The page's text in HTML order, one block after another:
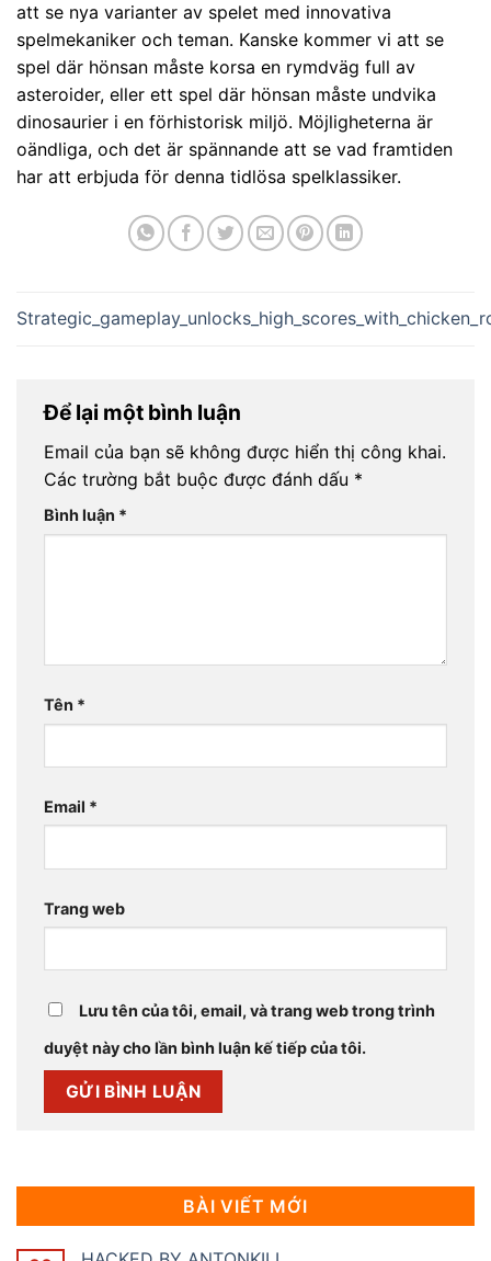
att se nya varianter av spelet med innovativa
spelmekaniker och teman. Kanske kommer vi att se
spel där hönsan måste korsa en rymdväg full av
asteroider, eller ett spel där hönsan måste undvika
dinosaurier i en förhistorisk miljö. Möjligheterna är
oändliga, och det är spännande att se vad framtiden
har att erbjuda för denna tidlösa spelklassiker.
Để lại một bình luận
Email của bạn sẽ không được hiển thị công khai.
Các trường bắt buộc được đánh dấu *
Bình luận *
Tên *
Email *
Trang web
Lưu tên của tôi, email, và trang web trong trình
duyệt này cho lần bình luận kế tiếp của tôi.
BÀI VIẾT MỚI